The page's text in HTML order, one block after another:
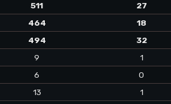
511 27
464 18
494 32
9 1
6 0
13 1